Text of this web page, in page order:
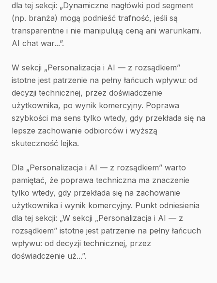
dla tej sekcji: „Dynamiczne nagłówki pod segment
(np. branża) mogą podnieść trafność, jeśli są
transparentne i nie manipulują ceną ani warunkami.
AI chat war...”.
W sekcji „Personalizacja i AI — z rozsądkiem”
istotne jest patrzenie na pełny łańcuch wpływu: od
decyzji technicznej, przez doświadczenie
użytkownika, po wynik komercyjny. Poprawa
szybkości ma sens tylko wtedy, gdy przekłada się na
lepsze zachowanie odbiorców i wyższą
skuteczność lejka.
Dla „Personalizacja i AI — z rozsądkiem” warto
pamiętać, że poprawa techniczna ma znaczenie
tylko wtedy, gdy przekłada się na zachowanie
użytkownika i wynik komercyjny. Punkt odniesienia
dla tej sekcji: „W sekcji „Personalizacja i AI — z
rozsądkiem” istotne jest patrzenie na pełny łańcuch
wpływu: od decyzji technicznej, przez
doświadczenie uż...”.